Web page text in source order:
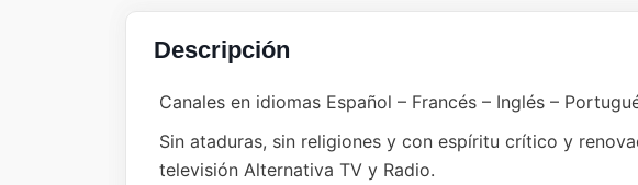
Descripción
Canales en idiomas Español – Francés – Inglés –
Sin ataduras, sin religiones y con espíritu crítico y
televisión Alternativa TV y Radio.